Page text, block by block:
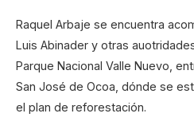
Raquel Arbaje se encuentra
Luis Abinader y otras
Parque Nacional Valle Nuevo,
San José de Ocoa, dónde se
el plan de reforestación.